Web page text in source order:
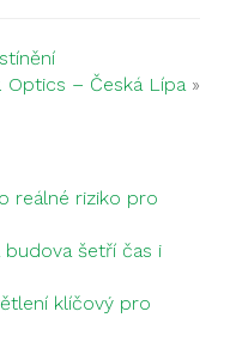
Optics – Česká Lípa»
reálné riziko pro
šetří čas i
klíčový pro